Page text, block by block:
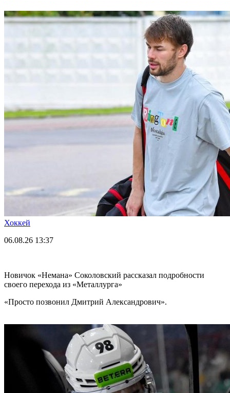
Хоккей
06.08.26 13:37
Новичок «Немана» Соколовский рассказал подробности
своего перехода из «Металлурга»
«Просто позвонил Дмитрий Александрович».